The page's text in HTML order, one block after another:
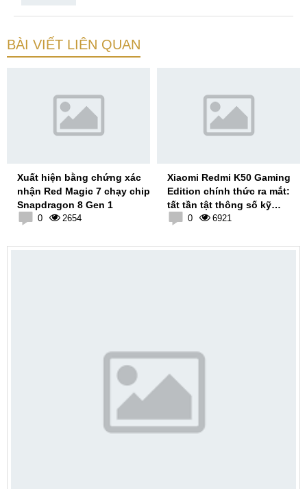
BÀI VIẾT LIÊN QUAN
Xuất hiện bằng chứng xác
nhận Red Magic 7 chạy chip
Snapdragon 8 Gen 1
0 2654
Xiaomi Redmi K50 Gaming
Edition chính thức ra mắt:
tất tần tật thông số kỹ
thuật, giá bán
0 6921